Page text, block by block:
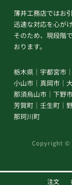
注文
薄井工務店ではお
迅速な対応を心が
そのため、現段階
おります。
栃木県 宇都宮市
小山市
真岡市
那須烏山市
下野
芳賀町
壬生町
那珂川町
Copyright ©